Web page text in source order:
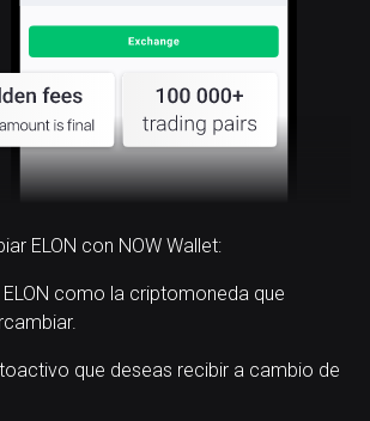
ELON con NOW Wallet:
ELON como la criptomoneda que
que deseas recibir a cambio de